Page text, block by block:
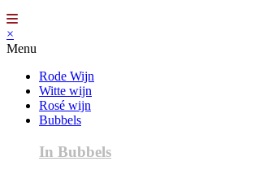
×
Menu
Rode Wijn
Witte wijn
Rosé wijn
Bubbels
In Bubbels